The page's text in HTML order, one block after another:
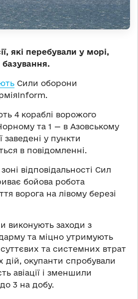
які перебували у морі,
базування.
Сили оборони
4 кораблі ворожого
та 1 — в Азовському
заведені у пункти
в повідомленні.
відповідальності Сил
бойова робота
ворога на лівому березі
виконують заходи з
та міцно утримують
та системних втрат
дій, окупанти спробували
авіації і зменшили
3 на добу.